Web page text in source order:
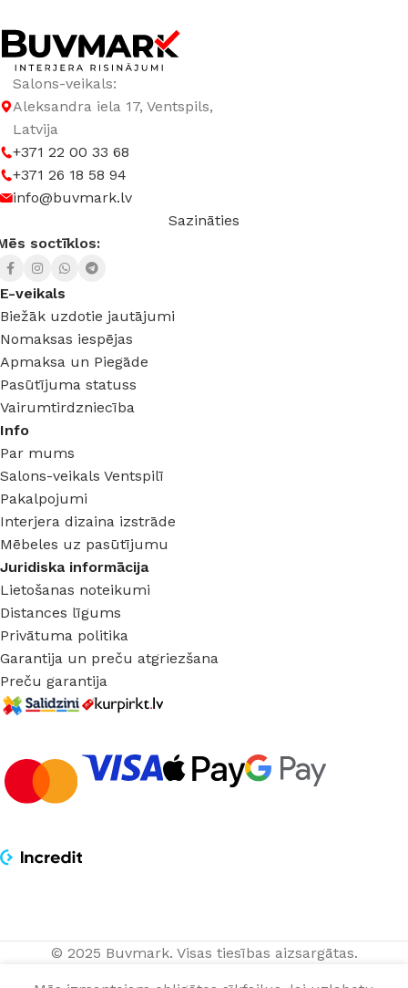
SPRIEGUMS AC:230 V
Salons-veikals:
Aleksandra iela 17, Ventspils,
Latvija
+371 22 00 33 68
+371 26 18 58 94
info@buvmark.lv
Sazināties
soctīklos:
E-veikals
Biežāk uzdotie jautājumi
Nomaksas iespējas
Apmaksa un Piegāde
Pasūtījuma statuss
Vairumtirdzniecība
Info
Par mums
Salons-veikals Ventspilī
Pakalpojumi
Interjera dizaina izstrāde
Mēbeles uz pasūtījumu
Juridiska informācija
Lietošanas noteikumi
Distances līgums
Privātuma politika
Garantija un preču atgriezšana
Preču garantija
© 2025 Buvmark. Visas tiesības aizsargātas.
Piekaramais